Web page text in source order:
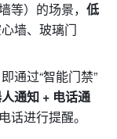
等）的场景，低
墙、玻璃门
通过“智能门禁”
通知 + 电话通
话进行提醒。